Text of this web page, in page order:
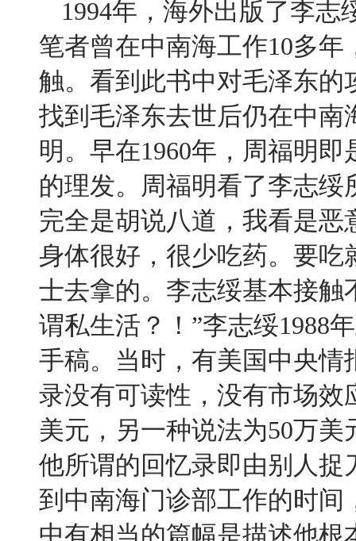
1994年，海外出版了李志
笔者曾在中南海工作10多年
触。看到此书中对毛泽东
找到毛泽东去世后仍在中
明。早在1960年，周福明即
的理发。周福明看了李志
完全是胡说八道，我看是
身体很好，很少吃药。要
士去拿的。李志绥基本接
谓私生活？！ ”李志绥1988
手稿。当时，有美国中央
录没有可读性，没有市场
美元，另一种说法为50万美
他所谓的回忆录即由别人
到中南海门诊部工作的时间
中有相当的篇幅是描述他